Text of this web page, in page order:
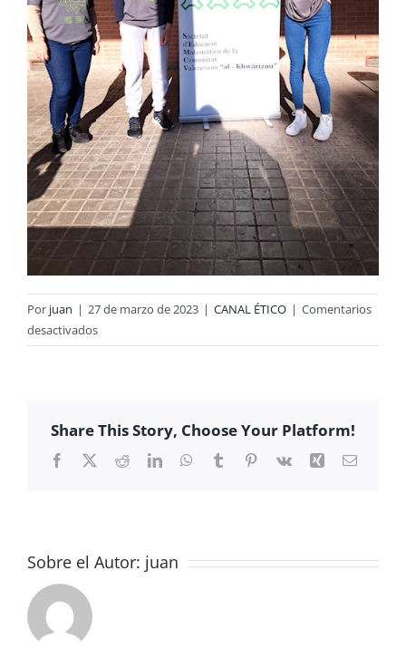
Por juan | 27 de marzo de 2023 | CANAL ÉTICO | Comentarios
desactivadosen
XXXIII
la
SEMCV
Share This Story, Choose Your Platform!
Facebook
X RedditLinkedInWhatsApp
TumblrPinterest
Vk Xing Correo
Sobre el Autor: juan